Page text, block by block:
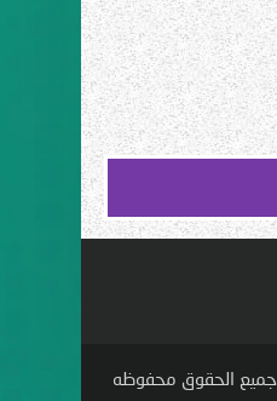
جميع الحقوق محفوظه